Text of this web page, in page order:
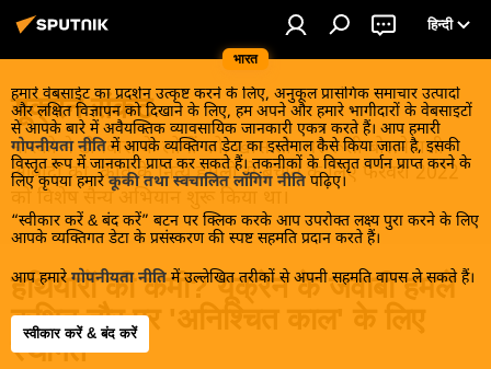
भारत
हिन्दी
हमारे वेबसाईट का प्रदर्शन उत्कृष्ट करने के लिए, अनुकूल प्रासंगिक समाचार उत्पादों
और लक्षित विज्ञापन को दिखाने के लिए, हम अपने और हमारे भागीदारों के वेबसाइटों
से आपके बारे में अवैयक्तिक व्यावसायिक जानकारी एकत्र करते हैं। आप हमारी
गोपनीयता नीति में आपके व्यक्तिगत डेटा का इस्तेमाल कैसे किया जाता है, इसकी
विस्तृत रूप में जानकारी प्राप्त कर सकते हैं। तकनीकों के विस्तृत वर्णन प्राप्त करने के
लिए कृपया हमारे कूकी तथा स्वचालित लॉगिंग नीति पढ़िए।
“स्वीकार करें & बंद करें” बटन पर क्लिक करके आप उपरोक्त लक्ष्य पुरा करने के लिए
आपके व्यक्तिगत डेटा के प्रसंस्करण की स्पष्ट सहमति प्रदान करते हैं।
आप हमारे गोपनीयता नीति में उल्लेखित तरीकों से अपनी सहमति वापस ले सकते हैं।
स्वीकार करें & बंद करें
यूक्रेन संकट
मास्को ने डोनबास के लोगों को, खास तौर पर रूसी बोलनेवाली
आबादी को, कीव के नित्य हमलों से बचाने के लिए फरवरी 2022
को विशेष सैन्य अभियान शुरू किया था।
हथियारों की कमी? यूक्रेन के जवाबी हमले
कथित तौर पर 'अनिश्चित काल' के लिए
स्थगित